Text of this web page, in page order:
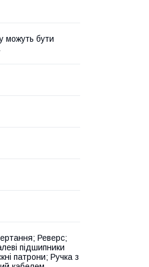
можуть бути
Реверс;
підшипники
патрони; Ручка з